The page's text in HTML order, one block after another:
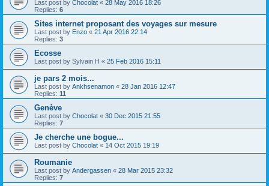
Last post by Chocolat « 28 May 2016 18:26
Replies: 6
Sites internet proposant des voyages sur mesure
Last post by Enzo « 21 Apr 2016 22:14
Replies: 3
Ecosse
Last post by Sylvain H « 25 Feb 2016 15:11
je pars 2 mois...
Last post by Ankhsenamon « 28 Jan 2016 12:47
Replies: 11
Genève
Last post by Chocolat « 30 Dec 2015 21:55
Replies: 7
Je cherche une bogue...
Last post by Chocolat « 14 Oct 2015 19:19
Roumanie
Last post by Andergassen « 28 Mar 2015 23:32
Replies: 7